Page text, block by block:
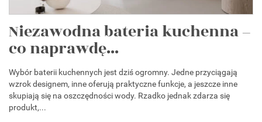
Niezawodna bateria kuchenna –
co naprawdę...
Wybór baterii kuchennych jest dziś ogromny. Jedne przyciągają
wzrok designem, inne oferują praktyczne funkcje, a jeszcze inne
skupiają się na oszczędności wody. Rzadko jednak zdarza się
produkt,...